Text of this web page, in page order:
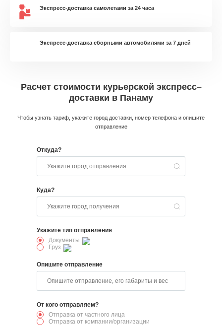
Экспресс-доставка самолетами за 24 часа
Экспресс-доставка сборными автомобилями за 7 дней
Расчет стоимости курьерской экспресс–
доставки в Панаму
Чтобы узнать тариф, укажите город доставки, номер телефона и опишите
отправление
Откуда?
Куда?
Укажите тип отправления
Документы
Груз
Опишите отправление
От кого отправляем?
Отправка от частного лица
Отправка от компании/организации